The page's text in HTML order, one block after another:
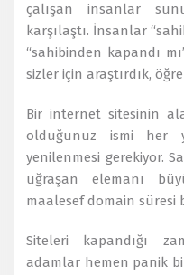
çalışan insanlar
karşılaştı. İnsanlar
“sahibinden kapandı
sizler için araştırdık,
Bir internet sitesinin
olduğunuz ismi her
yenilenmesi gerekiyor.
uğraşan elemanı
maalesef domain süresi
Siteleri kapandığı
adamlar hemen panik